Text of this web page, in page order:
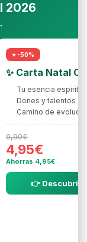
2026
⭐ -50%
✨ Carta Natal
Tu esencia
Dones y talentos
Camino de
9,90€
4,95€
Ahorras 4,95€
👉 Descubrir